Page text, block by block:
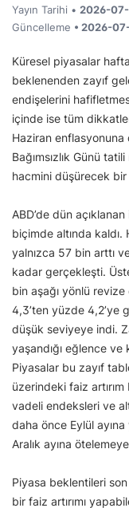
Yayın Tarihi • 2026-
Güncelleme • 2026-
Küresel piyasalar
beklenenden zayıf
endişelerini
içinde ise tüm
Haziran enflasyonuna
Bağımsızlık Günü
hacmini düşürecek bir
ABD’de dün
biçimde altında kaldı.
yalnızca 57 bin arttı
kadar gerçekleşti.
bin aşağı yönlü revize
4,3’ten yüzde 4,2’ye
düşük seviyeye indi.
yaşandığı eğlence
Piyasalar bu zayıf
üzerindeki faiz artırım
vadeli endeksleri ve
daha önce Eylül ayına
Aralık ayına
Piyasa beklentileri
bir faiz artırımı